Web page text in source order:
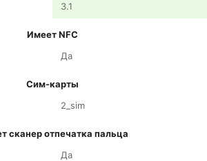
3.1
Имеет NFC
Да
Сим-карты
2_sim
сканер отпечатка пальца
Да